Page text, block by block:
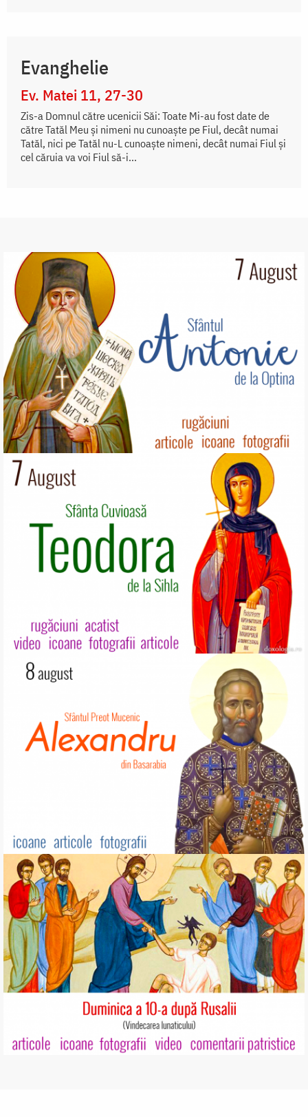
Evanghelie
Ev. Matei 11, 27-30
Zis-a Domnul către ucenicii Săi: Toate Mi-au fost date de
către Tatăl Meu și nimeni nu cunoaște pe Fiul, decât numai
Tatăl, nici pe Tatăl nu-L cunoaște nimeni, decât numai Fiul și
cel căruia va voi Fiul să-i...